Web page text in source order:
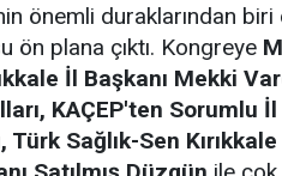
önemli duraklarından
ön plana çıktı. Kongreye
İl Başkanı Mekki
KAÇEP'ten Sorumlu İl
Sağlık-Sen